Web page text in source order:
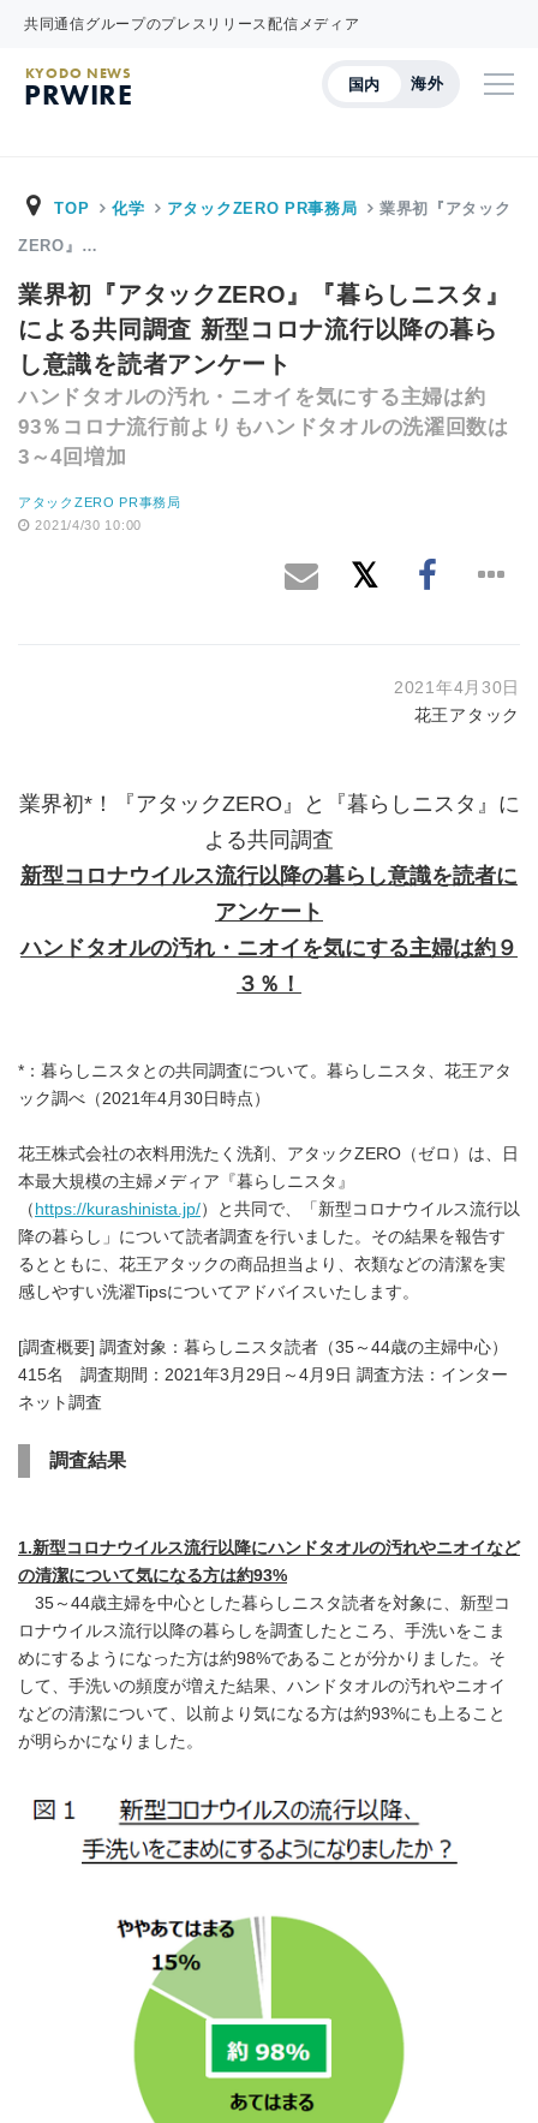
共同通信グループのプレスリリース配信メディア
国内 海外
KYODO NEWS
PRWIRE
TOP 化学 アタックZERO PR事務局 業界初『アタック
ZERO』…
業界初『アタックZERO』『暮らしニスタ』
による共同調査 新型コロナ流行以降の暮ら
し意識を読者アンケート
ハンドタオルの汚れ・ニオイを気にする主婦は約
93％コロナ流行前よりもハンドタオルの洗濯回数は
3～4回増加
アタックZERO PR事務局
2021/4/30 10:00
2021年4月30日
花王アタック
業界初*！『アタックZERO』と『暮らしニスタ』に
よる共同調査
新型コロナウイルス流行以降の暮らし意識を読者に
アンケート
ハンドタオルの汚れ・ニオイを気にする主婦は約９
３％！
*：暮らしニスタとの共同調査について。暮らしニスタ、花王アタ
ック調べ（2021年4月30日時点）
花王株式会社の衣料用洗たく洗剤、アタックZERO（ゼロ）は、日
本最大規模の主婦メディア『暮らしニスタ』
（ https://kurashinista.jp/）と共同で、「新型コロナウイルス流行以
降の暮らし」について読者調査を行いました。その結果を報告す
るとともに、花王アタックの商品担当より、衣類などの清潔を実
感しやすい洗濯Tipsについてアドバイスいたします。
[調査概要] 調査対象：暮らしニスタ読者（35～44歳の主婦中心）
415名 調査期間：2021年3月29日～4月9日 調査方法：インター
ネット調査
調査結果
1.新型コロナウイルス流行以降にハンドタオルの汚れやニオイなど
の清潔について気になる方は約93%
35～44歳主婦を中心とした暮らしニスタ読者を対象に、新型コ
ロナウイルス流行以降の暮らしを調査したところ、手洗いをこま
めにするようになった方は約98%であることが分かりました。そ
して、手洗いの頻度が増えた結果、ハンドタオルの汚れやニオイ
などの清潔について、以前より気になる方は約93%にも上ること
が明らかになりました。